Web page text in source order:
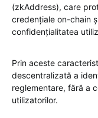
(zkAddress), care
credențiale on-chain
confidențialitatea
Prin aceste
descentralizată a
reglementare, fără a
utilizatorilor.